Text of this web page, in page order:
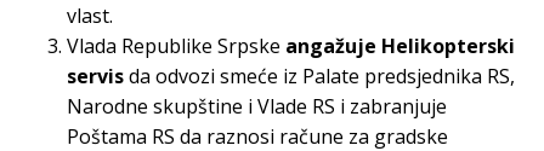
vlast.
Vlada Republike Srpske angažuje Helikopterski
servisda odvozi smeće iz Palate predsjednika RS,
Narodne skupštine i Vlade RS i zabranjuje
Poštama RS da raznosi račune za gradske